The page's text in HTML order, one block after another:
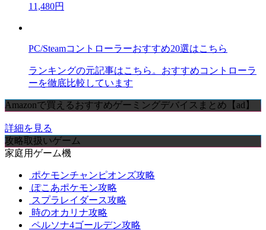
11,480円
PC/Steamコントローラーおすすめ20選はこちら
ランキングの元記事はこちら。おすすめコントローラ
ーを徹底比較しています
Amazonで買えるおすすめゲーミングデバイスまとめ【ad】
詳細を見る
攻略取扱いゲーム
家庭用ゲーム機
ポケモンチャンピオンズ攻略
ぽこあポケモン攻略
スプラレイダース攻略
時のオカリナ攻略
ペルソナ4ゴールデン攻略